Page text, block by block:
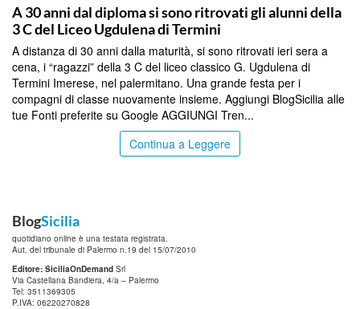
A 30 anni dal diploma si sono ritrovati gli alunni della
3 C del Liceo Ugdulena di Termini
A distanza di 30 anni dalla maturità, si sono ritrovati ieri sera a
cena, i “ragazzi” della 3 C del liceo classico G. Ugdulena di
Termini Imerese, nel palermitano. Una grande festa per i
compagni di classe nuovamente insieme. Aggiungi BlogSicilia alle
tue Fonti preferite su Google AGGIUNGI Tren...
Continua a Leggere
BlogSicilia
quotidiano online è una testata registrata.
Aut. del tribunale di Palermo n.19 del 15/07/2010
Editore: SiciliaOnDemand Srl
Via Castellana Bandiera, 4/a – Palermo
Tel: 3511369305
P.IVA: 06220270828